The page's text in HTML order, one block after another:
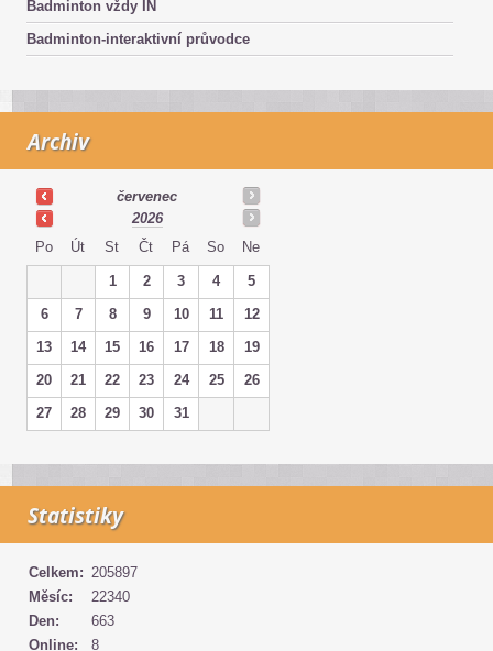
Badminton vždy IN
Badminton-interaktivní průvodce
Archiv
červenec
2026
Po
Út St Čt Pá So Ne
1 2 3 4
5
6
7 8 9 10 11
12
13
14 15 16 17 18
19
20
21 22 23 24 25
26
27
28 29 30 31
Statistiky
Online: 8
Celkem: 205897
Měsíc:
22340
Den:
663